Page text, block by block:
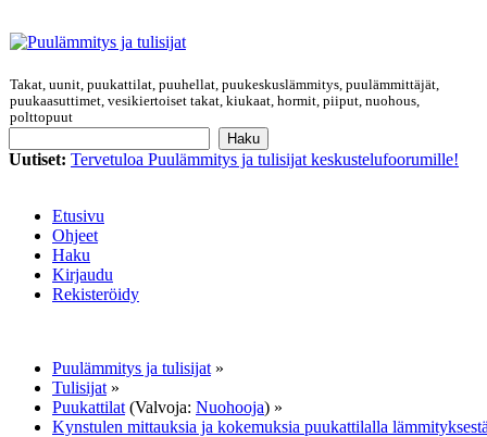
Takat, uunit, puukattilat, puuhellat, puukeskuslämmitys, puulämmittäjät,
puukaasuttimet, vesikiertoiset takat, kiukaat, hormit, piiput, nuohous,
polttopuut
Uutiset: Tervetuloa Puulämmitys ja tulisijat keskustelufoorumille!
Etusivu
Ohjeet
Haku
Kirjaudu
Rekisteröidy
Puulämmitys ja tulisijat »
Tulisijat »
Puukattilat (Valvoja: Nuohooja) »
Kynstulen mittauksia ja kokemuksia puukattilalla